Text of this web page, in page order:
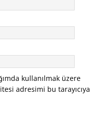
kullanılmak üzere
adresimi bu tarayıcıya